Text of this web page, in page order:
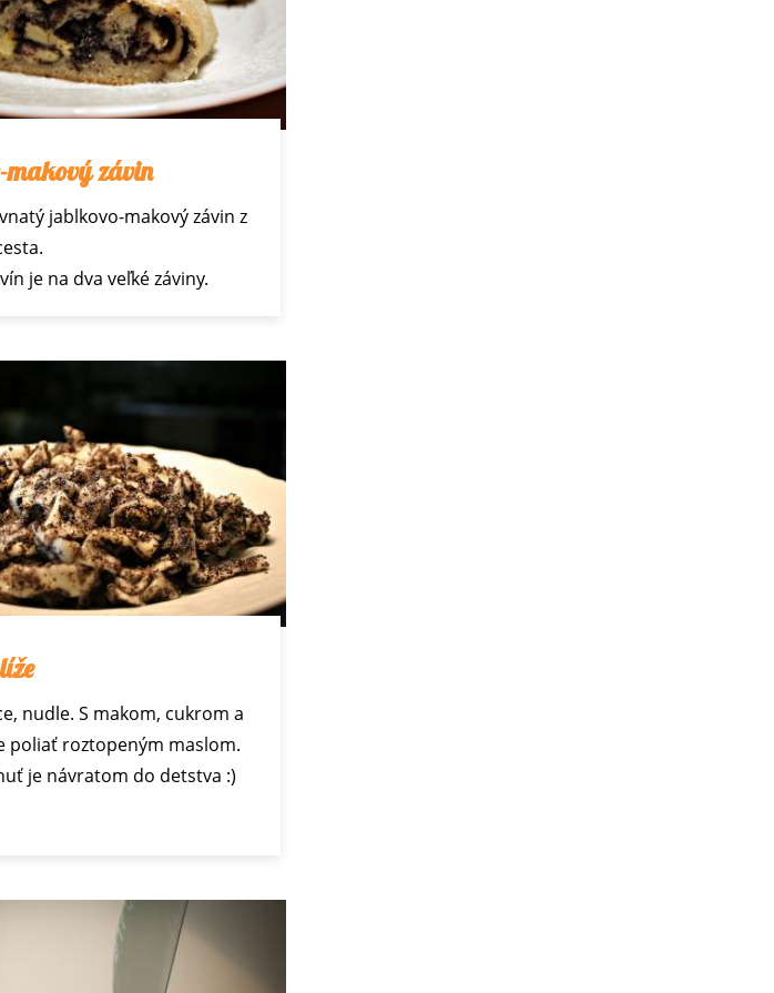
závin
jablkovo-makový závin z
je na dva veľké záviny.
nudle. S makom, cukrom a
poliať roztopeným maslom.
je návratom do detstva :)